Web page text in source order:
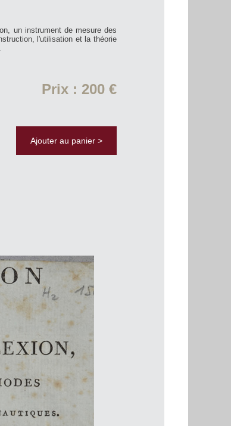
un instrument de mesure des
l'utilisation et la théorie
Prix : 200 €
Ajouter au panier >